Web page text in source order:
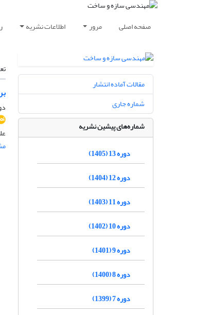
صفحه اصلی مرور اطلاعات نشریه
دوره
مقالات آماده انتشار
شماره جاری
شماره‌های پیشین نشریه
دوره 13 (1405)
دوره 12 (1404)
دوره 11 (1403)
دوره 10 (1402)
دوره 9 (1401)
دوره 8 (1400)
دوره 7 (1399)